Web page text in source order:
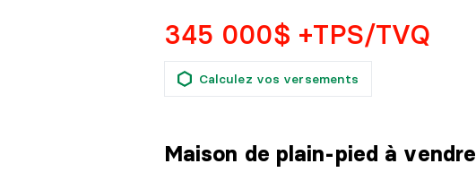
345 000$ +TPS/TVQ
Calculez vos versements
Maison de plain-pied à vendre